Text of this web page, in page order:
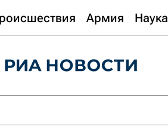
Армия Наука